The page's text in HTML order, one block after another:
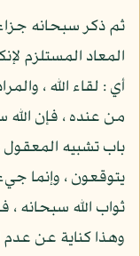
ثم ذكر سبحانه جزاء
المعاد المستلزم
أي : لقاء الله ،
من عنده ، فإن
باب تشبيه
يتوقعون ، وإنما
ثواب الله سبحانه ،
وهذا كناية عن عدم